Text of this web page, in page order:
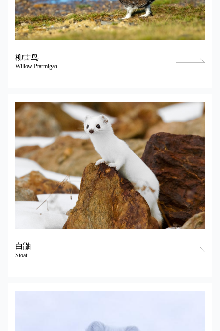
柳雷鸟
Willow Ptarmigan
白鼬
Stoat